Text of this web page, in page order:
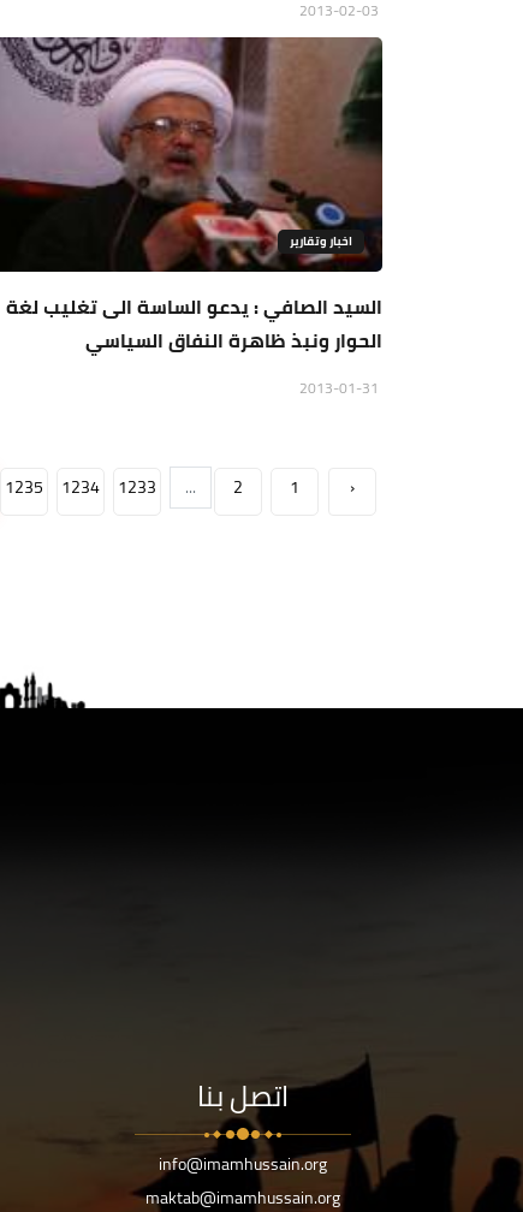
اخبار وتقارير
السيد الصافي : يدعو الساسة الى تغليب لغة
الحوار ونبذ ظاهرة النفاق السياسي
‹
1
2
...
1233
1234
1235
اتصل بنا
info@imamhussain.org
maktab@imamhussain.org